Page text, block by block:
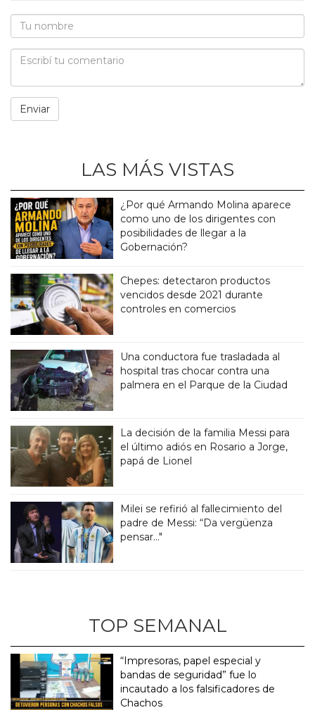
LAS MÁS VISTAS
¿Por qué Armando Molina aparece
como uno de los dirigentes con
posibilidades de llegar a la
Gobernación?
Chepes: detectaron productos
vencidos desde 2021 durante
controles en comercios
Una conductora fue trasladada al
hospital tras chocar contra una
palmera en el Parque de la Ciudad
La decisión de la familia Messi para
el último adiós en Rosario a Jorge,
papá de Lionel
Milei se refirió al fallecimiento del
padre de Messi: “Da vergüenza
pensar..."
TOP SEMANAL
“Impresoras, papel especial y
bandas de seguridad” fue lo
incautado a los falsificadores de
Chachos